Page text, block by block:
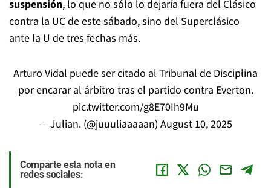
suspensión, lo que no sólo lo dejaría fuera del Clásico
contra la UC de este sábado, sino del Superclásico
ante la U de tres fechas más.
Arturo Vidal puede ser citado al Tribunal de Disciplina
por encarar al árbitro tras el partido contra Everton.
pic.twitter.com/g8E70Ih9Mu
— Julian. (@juuuliaaaaan) August 10, 2025
Comparte esta nota en
redes sociales: